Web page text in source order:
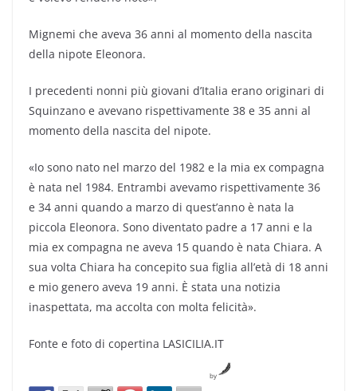
Mignemi che aveva 36 anni al momento della nascita
della nipote Eleonora.
I precedenti nonni più giovani d’Italia erano originari di
Squinzano e avevano rispettivamente 38 e 35 anni al
momento della nascita del nipote.
«Io sono nato nel marzo del 1982 e la mia ex compagna
è nata nel 1984. Entrambi avevamo rispettivamente 36
e 34 anni quando a marzo di quest’anno è nata la
piccola Eleonora. Sono diventato padre a 17 anni e la
mia ex compagna ne aveva 15 quando è nata Chiara. A
sua volta Chiara ha concepito sua figlia all’età di 18 anni
e mio genero aveva 19 anni. È stata una notizia
inaspettata, ma accolta con molta felicità».
Fonte e foto di copertina LASICILIA.IT
by